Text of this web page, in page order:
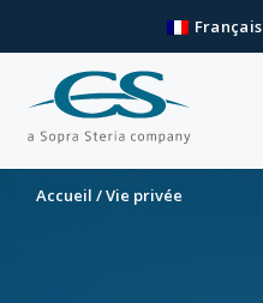
Français
Accueil /Vie privée